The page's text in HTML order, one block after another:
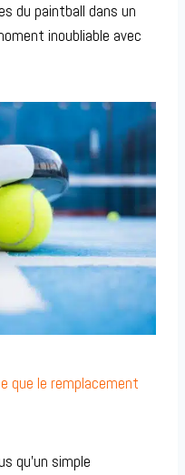
du paintball dans un
inoubliable avec
que le remplacement
qu’un simple